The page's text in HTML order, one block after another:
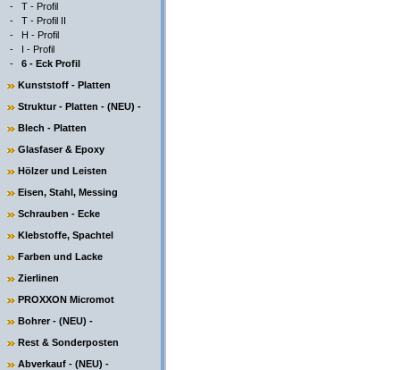
- T - Profil
- T - Profil II
- H - Profil
- I - Profil
- 6 - Eck Profil
Kunststoff - Platten
Struktur - Platten - (NEU) -
Blech - Platten
Glasfaser & Epoxy
Hölzer und Leisten
Eisen, Stahl, Messing
Schrauben - Ecke
Klebstoffe, Spachtel
Farben und Lacke
Zierlinen
PROXXON Micromot
Bohrer - (NEU) -
Rest & Sonderposten
Abverkauf - (NEU) -